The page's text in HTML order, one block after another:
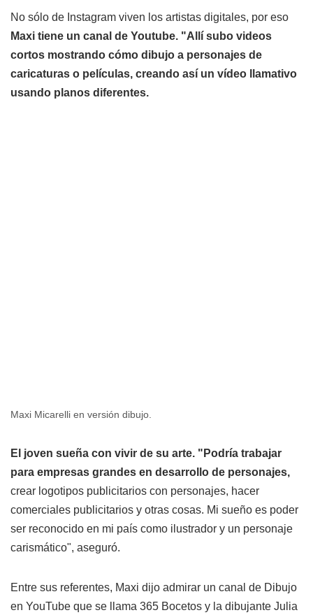
No sólo de Instagram viven los artistas digitales, por eso
Maxi tiene un canal de Youtube. "Allí subo videos
cortos mostrando cómo dibujo a personajes de
caricaturas o películas, creando así un vídeo llamativo
usando planos diferentes.
Maxi Micarelli en versión dibujo.
El joven sueña con vivir de su arte. "Podría trabajar
para empresas grandes en desarrollo de personajes,
crear logotipos publicitarios con personajes, hacer
comerciales publicitarios y otras cosas. Mi sueño es poder
ser reconocido en mi país como ilustrador y un personaje
carismático", aseguró.
Entre sus referentes, Maxi dijo admirar un canal de Dibujo
en YouTube que se llama 365 Bocetos y la dibujante Julia